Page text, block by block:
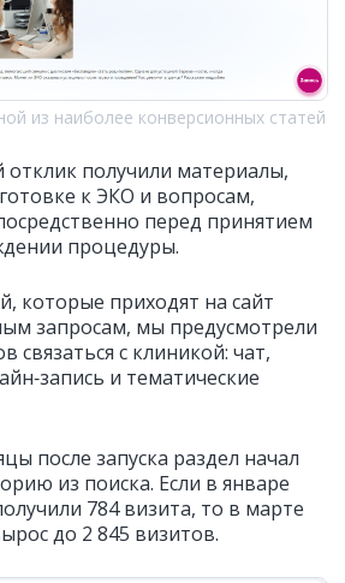
из наиболее конверсионных статей
отклик получили материалы,
к ЭКО и вопросам,
перед принятием
процедуры.
которые приходят на сайт
запросам, мы предусмотрели
связаться с клиникой: чат,
и тематические
после запуска раздел начал
из поиска. Если в январе
784 визита, то в марте
до 2 845 визитов.